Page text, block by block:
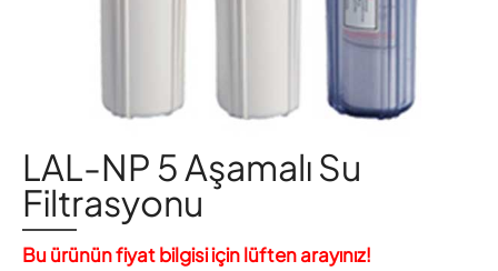
LAL-NP 5 Aşamalı Su
Filtrasyonu
Bu ürünün fiyat bilgisi için lüften arayınız!